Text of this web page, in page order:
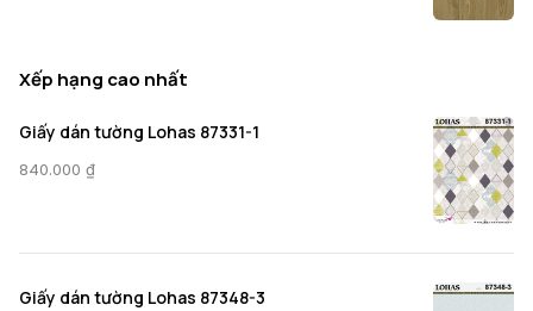
Xếp hạng cao nhất
Giấy dán tường Lohas 87331-1
840.000 ₫
Giấy dán tường Lohas 87348-3